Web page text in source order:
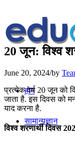
होम
सामान्यज्ञान
20 जून: विश्‍व
June 20, 2024/by
प्रत्येक वर्ष 20 जून को
जाता है. इस दिवस को
याद करना है.
विश्‍व शरणार्थी दिवस